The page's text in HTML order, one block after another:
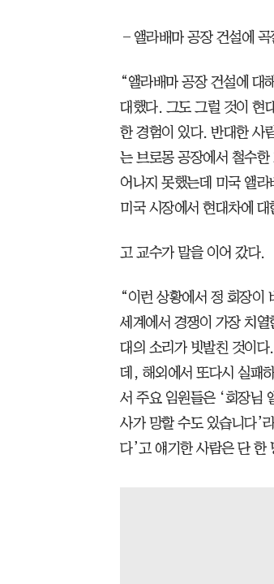
―앨라배마 공장 건설에 곡
“앨라배마 공장 건설에 대
대했다. 그도 그럴 것이 현
한 경험이 있다. 반대한 사
는 브로몽 공장에서 철수
어나지 못했는데 미국 앨
미국 시장에서 현대차에
고 교수가 말을 이어 갔다.
“이런 상황에서 정 회장이
세계에서 경쟁이 가장 치
대의 소리가 빗발친 것이
데, 해외에서 또다시 실패
서 주요 임원들은 ‘회장님
사가 망할 수도 있습니다’
다’고 얘기한 사람은 단 한